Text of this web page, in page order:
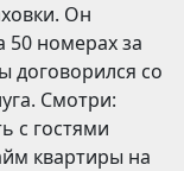
Он
50 номерах за
договорился со
Смотри:
с гостями
квартиры на